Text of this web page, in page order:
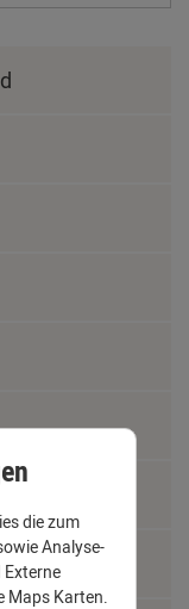
die zum
Analyse-
Maps Karten.